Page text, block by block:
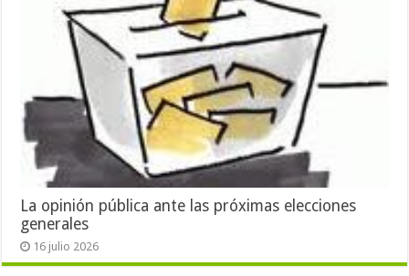
La opinión pública ante las próximas elecciones
generales
16 julio 2026